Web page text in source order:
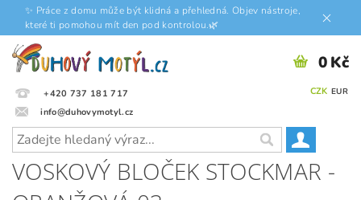
✨ Práce z domu může být klidná a přehledná. Objev nástroje,
které ti pomohou mít den pod kontrolou.🌿
+420 737 181 717
info@duhovymotyl.cz
CZK EUR
0 Kč
VOSKOVÝ BLOČEK STOCKMAR -